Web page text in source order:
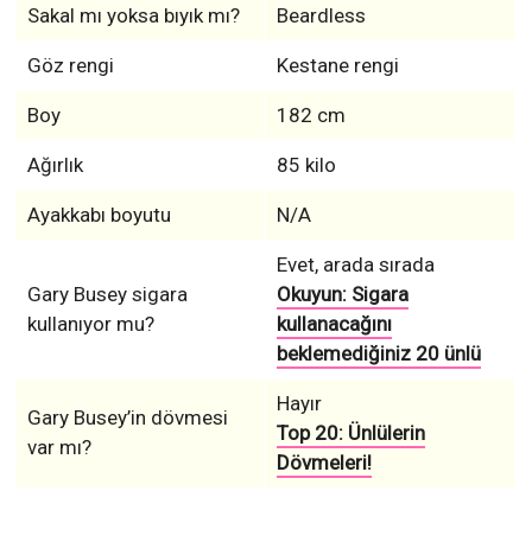
Sakal mı yoksa bıyık mı? Beardless
Göz rengi Kestane rengi
Boy 182 cm
Ağırlık 85 kilo
Ayakkabı boyutu N/A
Gary Busey sigara
kullanıyor mu?
Evet, arada sırada
Okuyun: Sigara
kullanacağını
beklemediğiniz 20 ünlü
Gary Busey’in dövmesi
var mı?
Hayır
Top 20: Ünlülerin
Dövmeleri!